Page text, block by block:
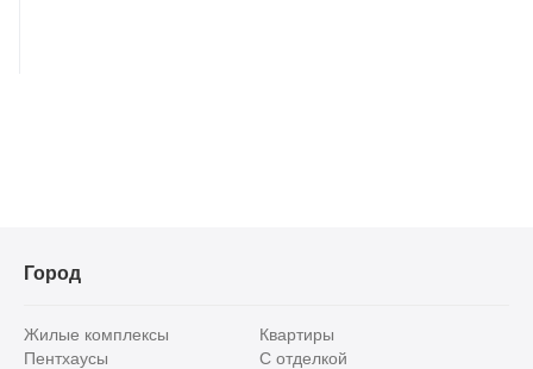
Город
Жилые комплексы
Квартиры
Пентхаусы
С отделкой